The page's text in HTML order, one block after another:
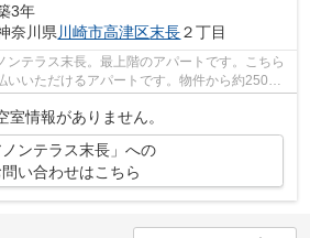
3年
奈川県 川崎市高津区末長２丁目
ンテラス末長。最上階のアパートです。こちら
いいただけるアパートです。物件から約250m
室情報がありません。
ノンテラス末長」への
問い合わせはこちら